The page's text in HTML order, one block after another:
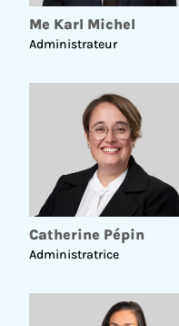
Me Karl Michel
Administrateur
Catherine Pépin
Administratrice